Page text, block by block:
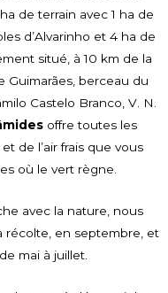
de terrain avec 1 ha de
d’Alvarinho et 4 ha de
situé, à 10 km de la
Guimarães, berceau du
Castelo Branco, V. N.
offre toutes les
de l’air frais que vous
où le vert règne.
avec la nature, nous
récolte, en septembre, et
mai à juillet.